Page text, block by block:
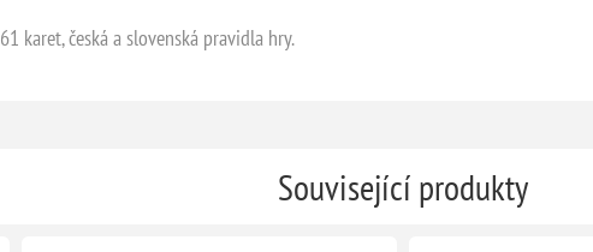
61 karet, česká a slovenská pravidla hry.
Související produkty